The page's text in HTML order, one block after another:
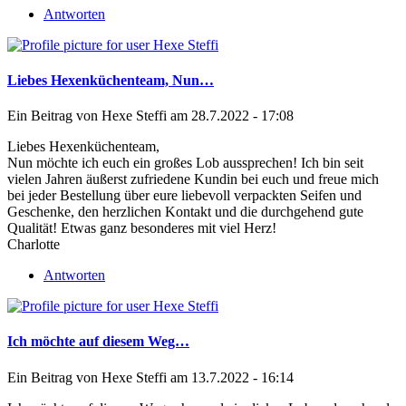
Antworten
Liebes Hexenküchenteam, Nun…
Ein Beitrag von Hexe Steffi am 28.7.2022 - 17:08
Liebes Hexenküchenteam,
Nun möchte ich euch ein großes Lob aussprechen! Ich bin seit
vielen Jahren äußerst zufriedene Kundin bei euch und freue mich
bei jeder Bestellung über eure liebevoll verpackten Seifen und
Geschenke, den herzlichen Kontakt und die durchgehend gute
Qualität! Etwas ganz besonderes mit viel Herz!
Charlotte
Antworten
Ich möchte auf diesem Weg…
Ein Beitrag von Hexe Steffi am 13.7.2022 - 16:14